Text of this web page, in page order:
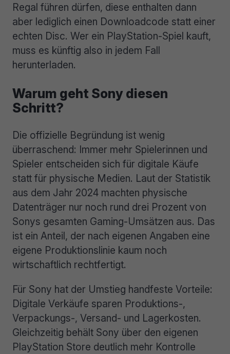
Regal führen dürfen, diese enthalten dann
aber lediglich einen Downloadcode statt einer
echten Disc. Wer ein PlayStation-Spiel kauft,
muss es künftig also in jedem Fall
herunterladen.
Warum geht Sony diesen
Schritt?
Die offizielle Begründung ist wenig
überraschend: Immer mehr Spielerinnen und
Spieler entscheiden sich für digitale Käufe
statt für physische Medien. Laut der Statistik
aus dem Jahr 2024 machten physische
Datenträger nur noch rund drei Prozent von
Sonys gesamten Gaming-Umsätzen aus. Das
ist ein Anteil, der nach eigenen Angaben eine
eigene Produktionslinie kaum noch
wirtschaftlich rechtfertigt.
Für Sony hat der Umstieg handfeste Vorteile:
Digitale Verkäufe sparen Produktions-,
Verpackungs-, Versand- und Lagerkosten.
Gleichzeitig behält Sony über den eigenen
PlayStation Store deutlich mehr Kontrolle